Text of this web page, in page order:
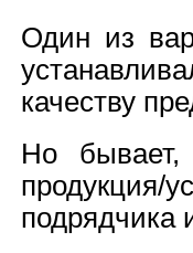
Один из
качеству
Но
продукция/
подрядчика